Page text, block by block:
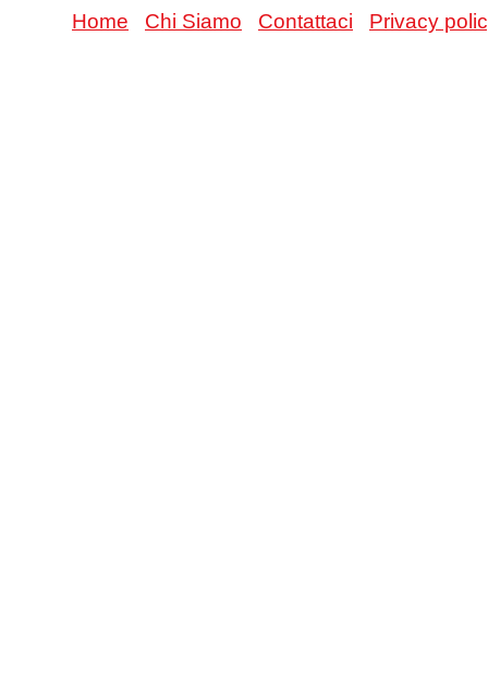
Home
Chi Siamo Contattaci Privacy